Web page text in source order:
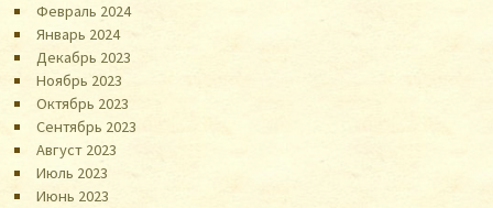
Февраль 2024
Январь 2024
Декабрь 2023
Ноябрь 2023
Октябрь 2023
Сентябрь 2023
Август 2023
Июль 2023
Июнь 2023